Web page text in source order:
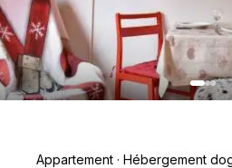
Appartement · Hébergement